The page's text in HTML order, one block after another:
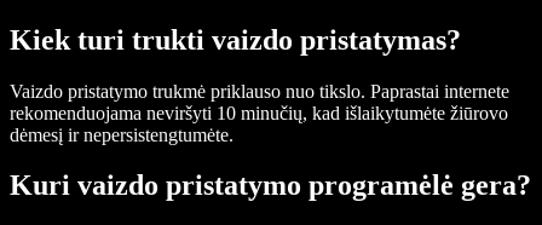
Kiek turi trukti vaizdo pristatymas?
Vaizdo pristatymo trukmė priklauso nuo tikslo. Paprastai internete
rekomenduojama neviršyti 10 minučių, kad išlaikytumėte žiūrovo
dėmesį ir nepersistengtumėte.
Kuri vaizdo pristatymo programėlė gera?